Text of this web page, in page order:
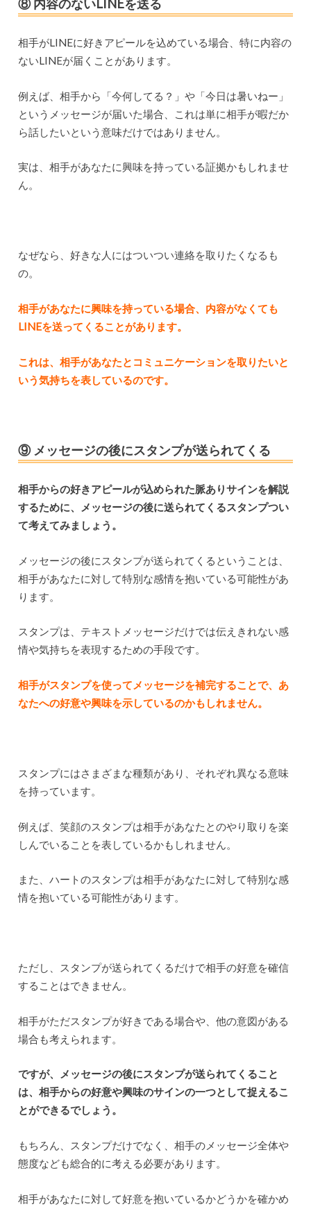
⑧ 内容のないLINEを送る
相手がLINEに好きアピールを込めている場合、特に内容の
ないLINEが届くことがあります。
例えば、相手から「今何してる？」や「今日は暑いねー」
というメッセージが届いた場合、これは単に相手が暇だか
ら話したいという意味だけではありません。
実は、相手があなたに興味を持っている証拠かもしれませ
ん。
なぜなら、好きな人にはついつい連絡を取りたくなるも
の。
相手があなたに興味を持っている場合、内容がなくても
LINEを送ってくることがあります。
これは、相手があなたとコミュニケーションを取りたいと
いう気持ちを表しているのです。
⑨ メッセージの後にスタンプが送られてくる
相手からの好きアピールが込められた脈ありサインを解説
するために、メッセージの後に送られてくるスタンプつい
て考えてみましょう。
メッセージの後にスタンプが送られてくるということは、
相手があなたに対して特別な感情を抱いている可能性があ
ります。
スタンプは、テキストメッセージだけでは伝えきれない感
情や気持ちを表現するための手段です。
相手がスタンプを使ってメッセージを補完することで、あ
なたへの好意や興味を示しているのかもしれません。
スタンプにはさまざまな種類があり、それぞれ異なる意味
を持っています。
例えば、笑顔のスタンプは相手があなたとのやり取りを楽
しんでいることを表しているかもしれません。
また、ハートのスタンプは相手があなたに対して特別な感
情を抱いている可能性があります。
ただし、スタンプが送られてくるだけで相手の好意を確信
することはできません。
相手がただスタンプが好きである場合や、他の意図がある
場合も考えられます。
ですが、メッセージの後にスタンプが送られてくること
は、相手からの好意や興味のサインの一つとして捉えるこ
とができるでしょう。
もちろん、スタンプだけでなく、相手のメッセージ全体や
態度なども総合的に考える必要があります。
相手があなたに対して好意を抱いているかどうかを確かめ